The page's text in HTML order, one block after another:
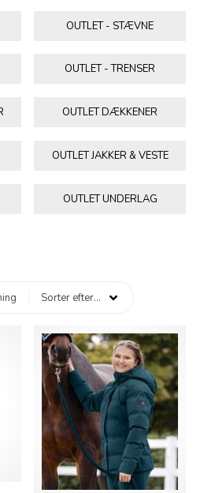
OUTLET - STÆVNE
OUTLET - TRENSER
OUTLET DÆKKENER
OUTLET JAKKER & VESTE
OUTLET UNDERLAG